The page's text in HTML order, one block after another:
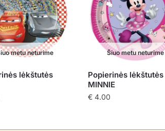
metu neturime
lėkštutės
Šiuo metu neturime
Popierinės lėkštutės
MINNIE
€ 4.00